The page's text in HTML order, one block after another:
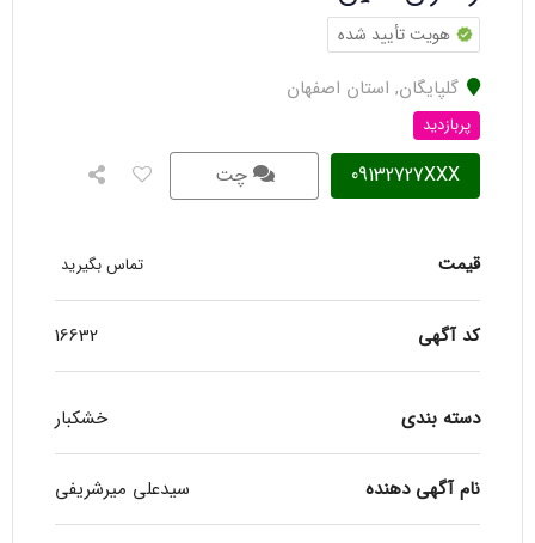
هویت تأیید شده
گلپایگان, استان اصفهان
پربازدید
09132727XXX چت
قیمت تماس بگیرید
کد آگهی 16632
دسته بندی خشکبار
نام آگهی دهنده سیدعلی میرشریفی